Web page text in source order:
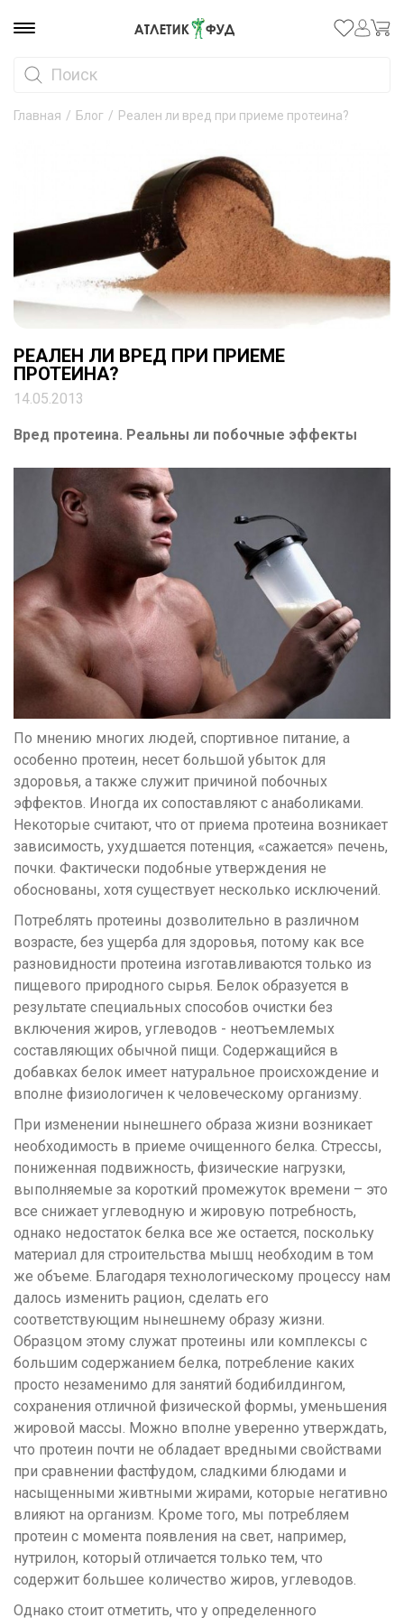
Главная / Блог / Реален ли вред при приеме протеина?
РЕАЛЕН ЛИ ВРЕД ПРИ ПРИЕМЕ
ПРОТЕИНА?
14.05.2013
Вред протеина. Реальны ли побочные эффекты
По мнению многих людей, спортивное питание, а
особенно протеин, несет большой убыток для
здоровья, а также служит причиной побочных
эффектов. Иногда их сопоставляют с анаболиками.
Некоторые считают, что от приема протеина возникает
зависимость, ухудшается потенция, «сажается» печень,
почки. Фактически подобные утверждения не
обоснованы, хотя существует несколько исключений.
Потреблять протеины дозволительно в различном
возрасте, без ущерба для здоровья, потому как все
разновидности протеина изготавливаются только из
пищевого природного сырья. Белок образуется в
результате специальных способов очистки без
включения жиров, углеводов - неотъемлемых
составляющих обычной пищи. Содержащийся в
добавках белок имеет натуральное происхождение и
вполне физиологичен к человеческому организму.
При изменении нынешнего образа жизни возникает
необходимость в приеме очищенного белка. Стрессы,
пониженная подвижность, физические нагрузки,
выполняемые за короткий промежуток времени – это
все снижает углеводную и жировую потребность,
однако недостаток белка все же остается, поскольку
материал для строительства мышц необходим в том
же объеме. Благодаря технологическому процессу нам
далось изменить рацион, сделать его
соответствующим нынешнему образу жизни.
Образцом этому служат протеины или комплексы с
большим содержанием белка, потребление каких
просто незаменимо для занятий бодибилдингом,
сохранения отличной физической формы, уменьшения
жировой массы. Можно вполне уверенно утверждать,
что протеин почти не обладает вредными свойствами
при сравнении фастфудом, сладкими блюдами и
насыщенными живтными жирами, которые негативно
влияют на организм. Кроме того, мы потребляем
протеин с момента появления на свет, например,
нутрилон, который отличается только тем, что
содержит большее количество жиров, углеводов.
Однако стоит отметить, что у определенного